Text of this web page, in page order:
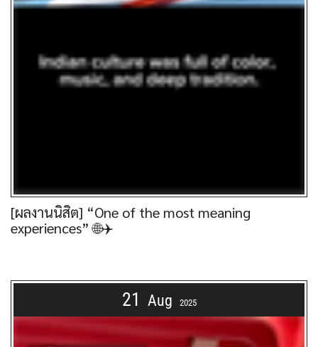
[ผลงานนิสิต] “One of the most meaning
experiences” 🌐✈️
21 Aug 2025